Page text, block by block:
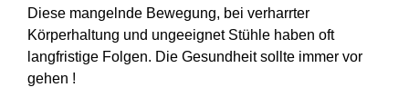
Diese mangelnde Bewegung, bei verharrter
Körperhaltung und ungeeignet Stühle haben oft
langfristige Folgen. Die Gesundheit sollte immer vor
gehen !